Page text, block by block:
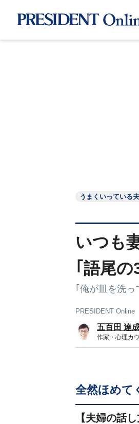
うまくいっている
いつも
｢語尾の
｢俺が皿を洗っ
PRESIDENT Online
五百田 達
作家・心理カ
全然ほめて
【夫婦の話